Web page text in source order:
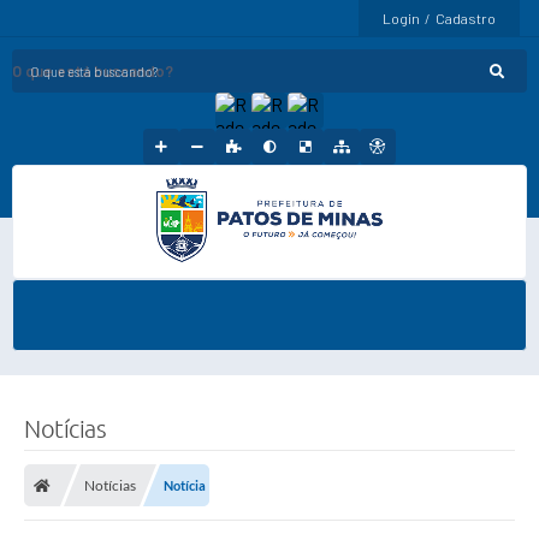
Login / Cadastro
O que está buscando?
Notícias
Notícias Notícia